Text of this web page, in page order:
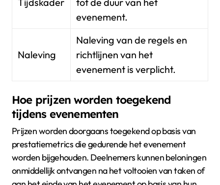
evenement.
Naleving
Naleving van de regels en
richtlijnen van het
evenement is verplicht.
Hoe prijzen worden toegekend
tijdens evenementen
Prijzen worden doorgaans toegekend op basis van
prestatiemetrics die gedurende het evenement
worden bijgehouden. Deelnemers kunnen beloningen
onmiddellijk ontvangen na het voltooien van taken of